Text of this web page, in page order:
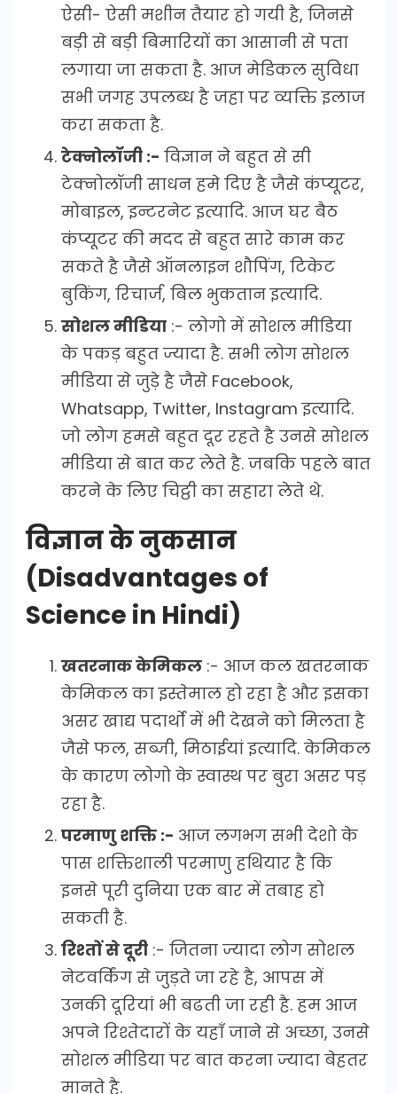
ऐसी- ऐसी मशीन तैयार हो गयी है, जिनसे
बड़ी से बड़ी बिमारियों का आसानी से पता
लगाया जा सकता है. आज मेडिकल सुविधा
सभी जगह उपलब्ध है जहा पर व्यक्ति इलाज
करा सकता है.
टेक्नोलॉजी :- विज्ञान ने बहुत से सी
टेक्नोलॉजी साधन हमे दिए है जैसे कंप्यूटर,
मोबाइल, इन्टरनेट इत्यादि. आज घर बैठ
कंप्यूटर की मदद से बहुत सारे काम कर
सकते है जैसे ऑनलाइन शौपिंग, टिकेट
बुकिंग, रिचार्ज, बिल भुकतान इत्यादि.
सोशल मीडिया :- लोगो में सोशल मीडिया
के पकड़ बहुत ज्यादा है. सभी लोग सोशल
मीडिया से जुड़े है जैसे Facebook,
Whatsapp, Twitter, Instagram इत्यादि.
जो लोग हमसे बहुत दूर रहते है उनसे सोशल
मीडिया से बात कर लेते है. जबकि पहले बात
करने के लिए चिट्ठी का सहारा लेते थे.
विज्ञान के नुकसान
(Disadvantages of
Science in Hindi)
खतरनाक केमिकल :- आज कल खतरनाक
केमिकल का इस्तेमाल हो रहा है और इसका
असर खाद्य पदार्थो में भी देखने को मिलता है
जैसे फल, सब्जी, मिठाईयां इत्यादि. केमिकल
के कारण लोगो के स्वास्थ पर बुरा असर पड़
रहा है.
परमाणु शक्ति :- आज लगभग सभी देशो के
पास शक्तिशाली परमाणु हथियार है कि
इनसे पूरी दुनिया एक बार में तबाह हो
सकती है.
रिश्तों से दूरी :- जितना ज्यादा लोग सोशल
नेटवर्किंग से जुड़ते जा रहे है, आपस में
उनकी दूरियां भी बढती जा रही है. हम आज
अपने रिश्तेदारों के यहाँ जाने से अच्छा, उनसे
सोशल मीडिया पर बात करना ज्यादा बेहतर
मानते है.